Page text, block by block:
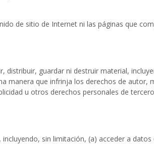
de sitio de Internet ni las páginas que
distribuir, guardar ni destruir material,
manera que infrinja los derechos de autor,
u otros derechos personales de
sin limitación, (a) acceder a